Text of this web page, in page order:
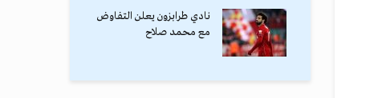
نادي طرابزون يعلن التفاوض
مع محمد صلاح